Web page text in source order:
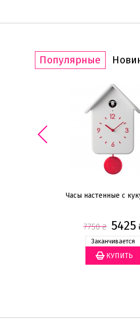
Популярные
Часы настенные с
7750₴ 5425
Заканчивается